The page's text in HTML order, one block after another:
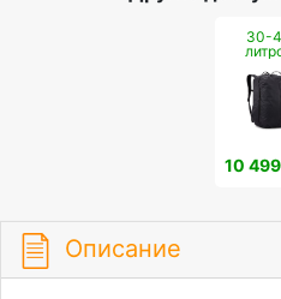
30-
10
Описание